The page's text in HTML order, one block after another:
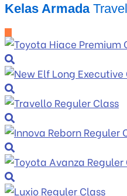
Kelas ArmadaTravel
_